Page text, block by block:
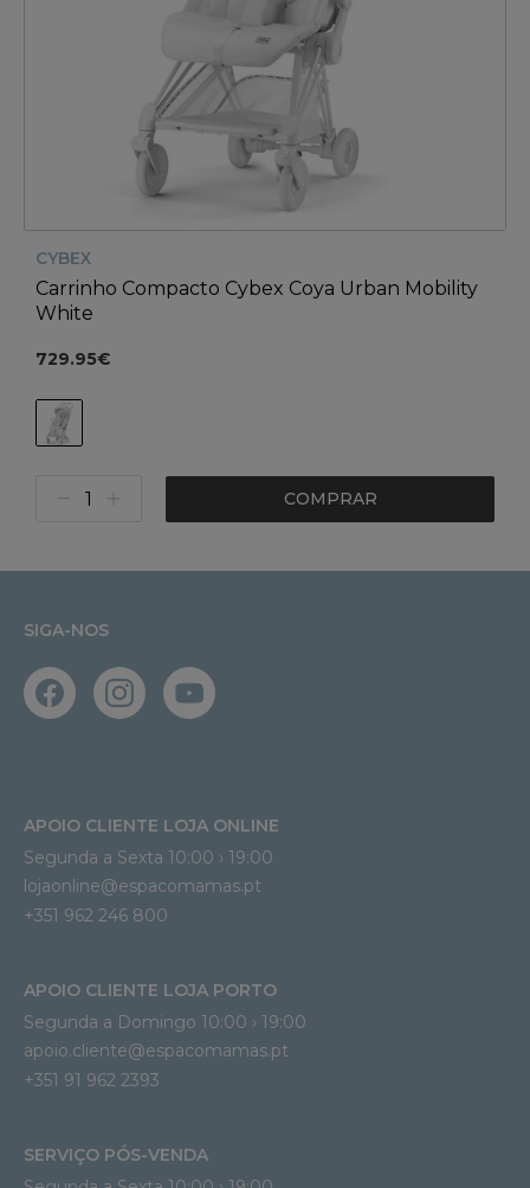
CYBEX
Carrinho Compacto Cybex Coya Urban Mobility
White
729.95€
COMPRAR
SIGA-NOS
APOIO CLIENTE LOJA ONLINE
Segunda a Sexta 10:00 › 19:00
lojaonline@espacomamas.pt
+351 962 246 800
APOIO CLIENTE LOJA PORTO
Segunda a Domingo 10:00 › 19:00
apoio.cliente@espacomamas.pt
+351 91 962 2393
SERVIÇO PÓS-VENDA